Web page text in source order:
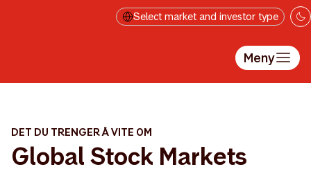
Hopp til hovedinnholdet Select market and investor type
Meny
DET DU TRENGER Å VITE OM
Global Stock Markets